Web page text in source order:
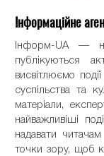
Інформаційне
Інформ-UA —
публікуються
висвітлюємо
суспільства та
матеріали,
найважливіші
надавати
точки зору, щоб